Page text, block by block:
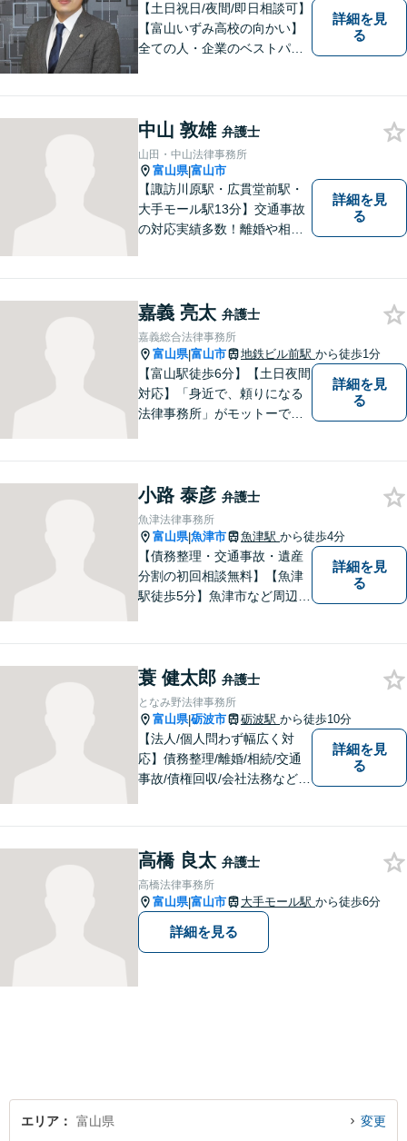
【土日祝日/夜間/即日相談可】
【富山いずみ高校の向かい】
全ての人・企業のベストパー
詳細を見
る
中山 敦雄 弁護士
山田・中山法律事務所
富山県|富山市
【諏訪川原駅・広貫堂前駅・
大手モール駅13分】交通事故
の対応実績多数！離婚や相続
策がないか考えてみません
か？【複数弁護士在籍】
詳細を見
る
嘉義 亮太 弁護士
嘉義総合法律事務所
富山県|富山市 地鉄ビル前駅 から徒歩1分
【富山駅徒歩6分】【土日夜間
対応】「身近で、頼りになる
法律事務所」がモットーで
す。お悩みになる前に、ご相
談ください。【24Hメール受
付】
詳細を見
る
小路 泰彦 弁護士
魚津法律事務所
富山県|魚津市 魚津駅 から徒歩4分
【債務整理・交通事故・遺産
分割の初回相談無料】【魚津
駅徒歩5分】魚津市など周辺地
詳細を見
る
蓑 健太郎 弁護士
となみ野法律事務所
富山県|砺波市 砺波駅 から徒歩10分
【法人/個人問わず幅広く対
応】債務整理/離婚/相続/交通
事故/債権回収/会社法務など幅
ますので、ぜひ一度ご相談く
ださい。【JR「砺波駅」10
分】
詳細を見
る
高橋 良太 弁護士
高橋法律事務所
富山県|富山市 大手モール駅 から徒歩6分
詳細を見る
エリア 富山県 変更